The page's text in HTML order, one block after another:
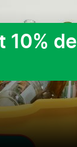
10% de